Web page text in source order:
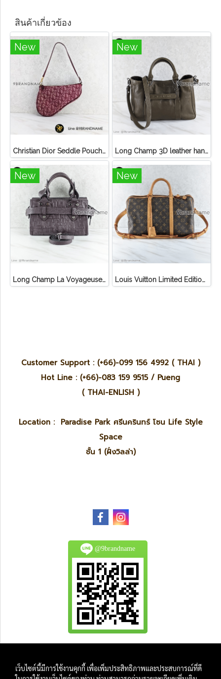
สินค้าเกี่ยวข้อง
New
Christian Dior Seddle Pouch Accessory Hand Bag
New
Long Champ 3D leather handbag
New
Long Champ La Voyageuse Bag Leather
New
Louis Vuitton Limited Edition Monogram Canvas Sofia Coppola SC Bag
Customer Support : (+66)-099 156 4992 ( THAI )
Hot Line : (+66)-083 159 9515 / Pueng
( THAI-ENLISH )
Location : Paradise Park ศรีนครินทร์ โซน Life Style
Space
ชั้น 1 (ฝั่งวิลล่า)
@9brandname
And
เว็บไซต์นี้มีการใช้งานคุกกี้ เพื่อเพิ่มประสิทธิภาพและประสบการณ์ที่ดี